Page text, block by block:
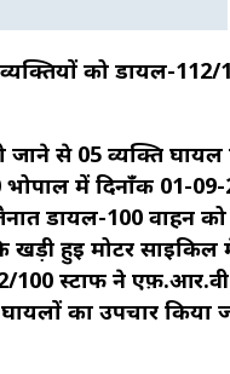
को डायल-112/
से 05 व्यक्ति घायल
में दिनाँक 01-09-
डायल-100 वाहन
खड़ी हुई मोटर
100 स्टाफ ने
का उपचार किया